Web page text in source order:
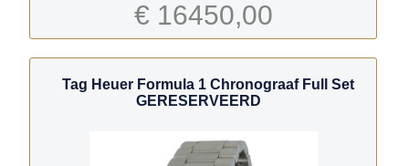
€ 16450,00
Tag Heuer Formula 1 Chronograaf Full Set
GERESERVEERD